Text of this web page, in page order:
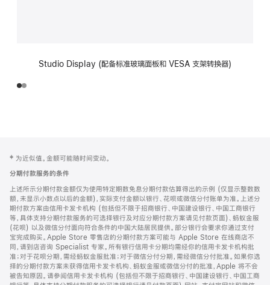
Studio Display (配备标准玻璃面板和 VESA 支架转换器)
页
页
脚
注
‡ 为近似值。金额可能随时间变动。
分期付款服务的条件
上述所示分期付款金额仅为使用特定期数免息分期付款估算得出的示例 (仅显示整数数
额，未显示小数点以后的金额)，实际支付金额以银行、花呗或微信分付账单为准。上述分
期付款方案由信用卡发卡机构 (包括但不限于招商银行、中国建设银行、中国工商银行
等，具体支持分期付款服务的可选择银行及对应分期付款方案请见付款页面)、蚂蚁金服
(花呗) 以及微信分付面向符合条件的中国大陆居民提供。部分银行会要求你通过支付
宝完成购买。Apple Store 零售店的分期付款方案可能与 Apple Store 在线商店不
同，请到店咨询 Specialist 专家。所有银行信用卡分期均需经你的信用卡发卡机构批
准；对于花呗分期，需经蚂蚁金服批准；对于微信分付分期，需经微信分付批准。如果你选
择的分期付款方案未获得信用卡发卡机构、蚂蚁金服或微信分付的批准，Apple 将不会
被告知原因。请参阅信用卡发卡机构 (包括但不限于招商银行、中国建设银行、中国工商